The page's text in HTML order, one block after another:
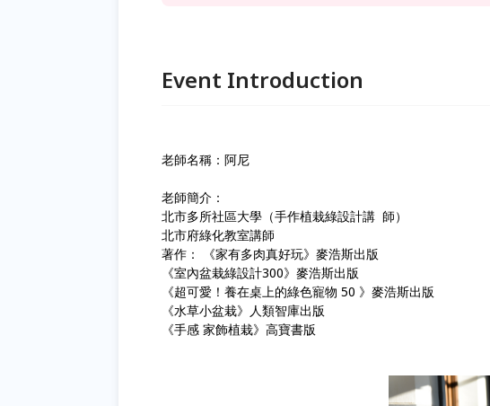
Event Introduction
老師名稱：阿尼
老師簡介：
北市多所社區大學（手作植栽綠設計講 師）
北市府綠化教室講師
著作： 《家有多肉真好玩》麥浩斯出版
《室內盆栽綠設計300》麥浩斯出版
《超可愛！養在桌上的綠色寵物 50 》麥浩斯出版
《水草小盆栽》人類智庫出版
《手感 家飾植栽》高寶書版